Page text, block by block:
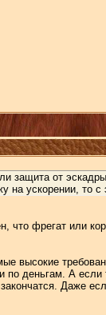
защита от
на ускорении, то
что фрегат или
высокие
по деньгам. А
Даже